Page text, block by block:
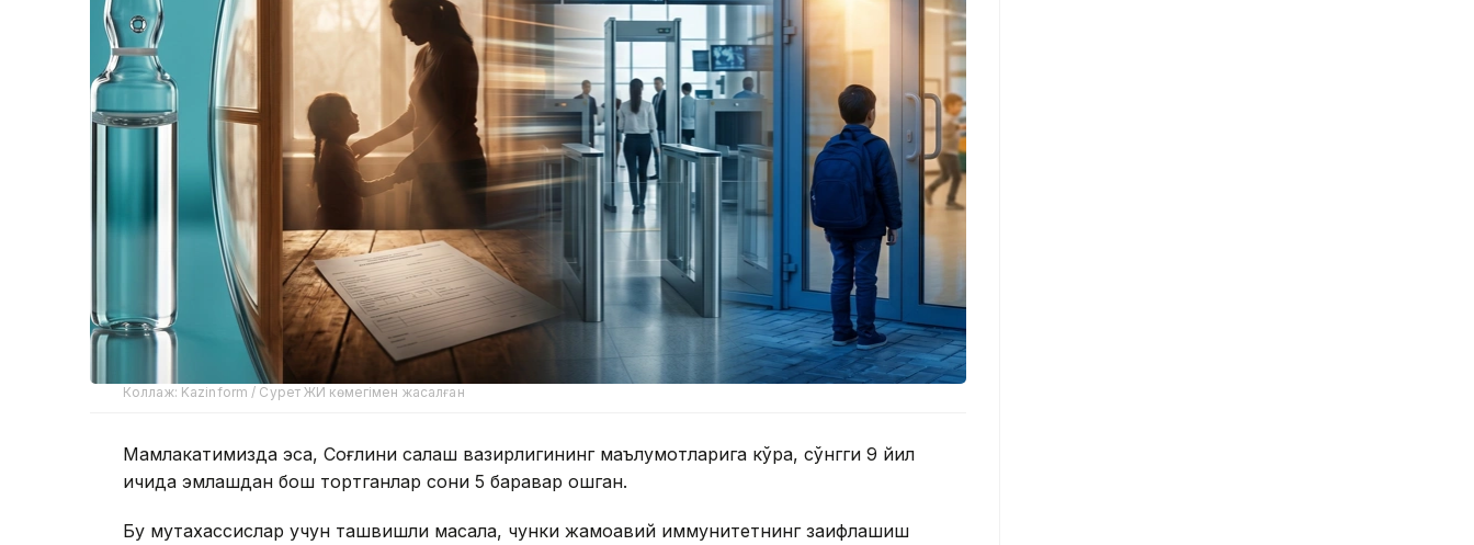
Коллаж: Kazinform / Сурет ЖИ көмегімен жасалған
Мамлакатимизда эса, Соғлиқни сақлаш вазирлигининг маълумотларига кўра, сўнгги 9 йил
ичида эмлашдан бош тортганлар сони 5 баравар ошган.
Бу мутахассислар учун ташвишли масала, чунки жамоавий иммунитетнинг заифлашиш